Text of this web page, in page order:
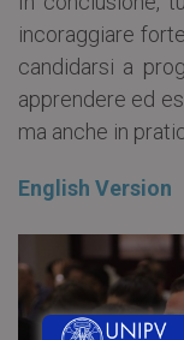
incoraggiare
candidarsi a
apprendere ed
ma anche in
English Version